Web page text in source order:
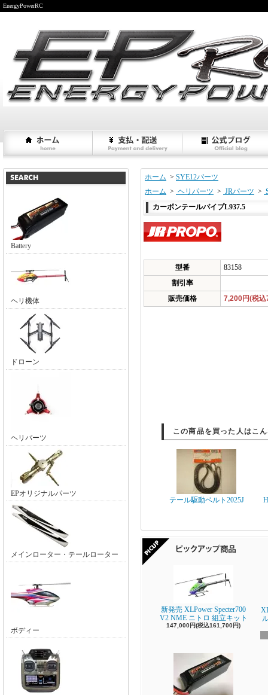
EnergyPowerRC
Battery
ヘリ機体
ドローン
ヘリパーツ
EPオリジナルパーツ
メインローター・テールローター
ボディー
ホーム > SYE12パーツ
ホーム > ヘリパーツ > JRパーツ >
カーボンテールパイプL937.5
型番
83158
割引率
販売価格
7,200円(税
この商品を買った人はこ
テール駆動ベルト2025J
新発売 XLPower Specter700
V2 NME ニトロ 組立キット
147,000円(税込161,700円)